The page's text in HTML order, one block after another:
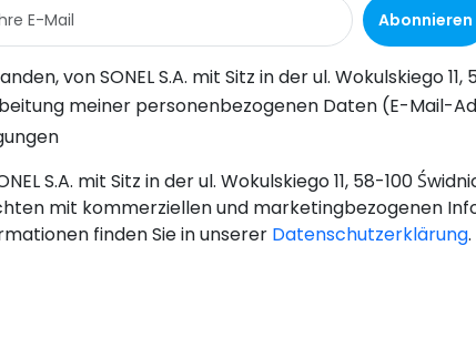
Abonnieren
58-100 Świdnica, kommerzielle Informationen auf elektronischem Wege (an die angegebene E-Mail-Adresse) zu Marketingzwecken gemäß Art. 398 des Gesetzes vom 12. Juli 2024
SONEL S.A. mit Sitz in ul. Wokulskiego 11, 58-100 Świdnica, zum Zwecke des Versands eines Newsletters mit kommerziellen und marketingbezogenen Informationen gemäß Art. 6 Abs. 1
S.A. mit Sitz in der ul. Wokulskiego 11, 58-100
mit kommerziellen und marketingbezogenen
finden Sie in unserer Datenschutzerklärung.